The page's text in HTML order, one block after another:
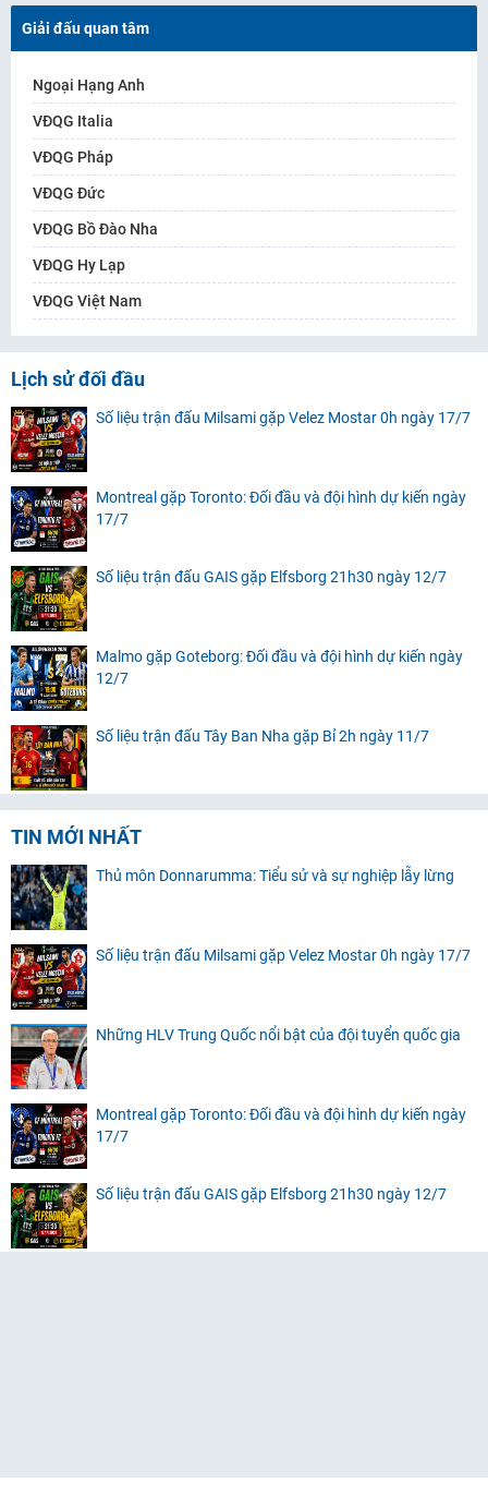
Giải đấu quan tâm
Ngoại Hạng Anh
VĐQG Italia
VĐQG Pháp
VĐQG Đức
VĐQG Bồ Đào Nha
VĐQG Hy Lạp
VĐQG Việt Nam
Lịch sử đối đầu
Số liệu trận đấu Milsami gặp Velez Mostar 0h ngày 17/7
Montreal gặp Toronto: Đối đầu và đội hình dự kiến ngày
17/7
Số liệu trận đấu GAIS gặp Elfsborg 21h30 ngày 12/7
Malmo gặp Goteborg: Đối đầu và đội hình dự kiến ngày
12/7
Số liệu trận đấu Tây Ban Nha gặp Bỉ 2h ngày 11/7
TIN MỚI NHẤT
Thủ môn Donnarumma: Tiểu sử và sự nghiệp lẫy lừng
Số liệu trận đấu Milsami gặp Velez Mostar 0h ngày 17/7
Những HLV Trung Quốc nổi bật của đội tuyển quốc gia
Montreal gặp Toronto: Đối đầu và đội hình dự kiến ngày
17/7
Số liệu trận đấu GAIS gặp Elfsborg 21h30 ngày 12/7